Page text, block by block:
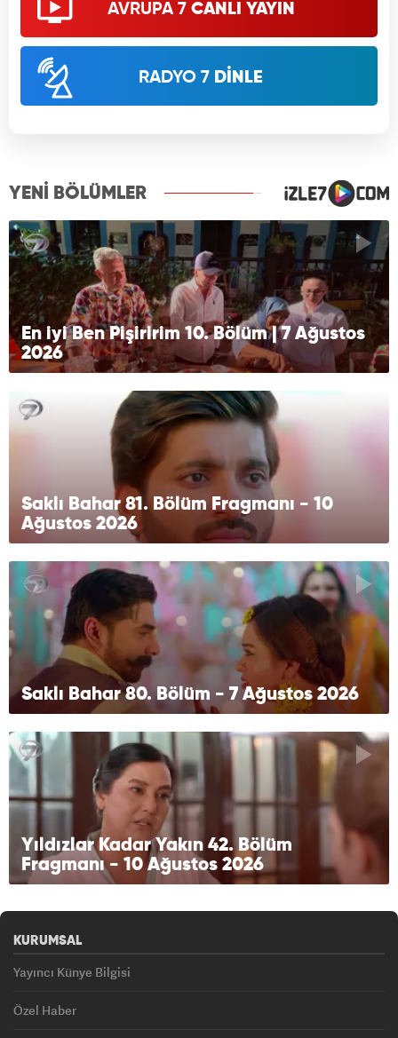
AVRUPA 7 CANLI YAYIN
RADYO 7 DİNLE
YENİ BÖLÜMLER
En iyi Ben Pişiririm 10. Bölüm | 7 Ağustos
2026
Saklı Bahar 81. Bölüm Fragmanı - 10
Ağustos 2026
Saklı Bahar 80. Bölüm - 7 Ağustos 2026
Yıldızlar Kadar Yakın 42. Bölüm
Fragmanı - 10 Ağustos 2026
KURUMSAL
Yayıncı Künye Bilgisi
Özel Haber